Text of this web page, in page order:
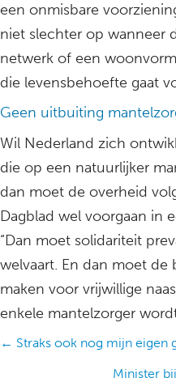
een onmisbare
niet slechter op wanneer
netwerk of een
die levensbehoefte gaat
Geen uitbuiting
Wil Nederland zich
die op een natuurlijker
dan moet de overheid
Dagblad wel voorgaan in
“Dan moet solidariteit
welvaart. En dan moet
maken voor vrijwillige
enkele mantelzorger
Posts
← Straks ook nog mijn eigen
Minister